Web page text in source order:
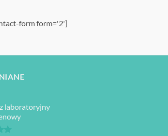
form form='2']
laboratoryjny